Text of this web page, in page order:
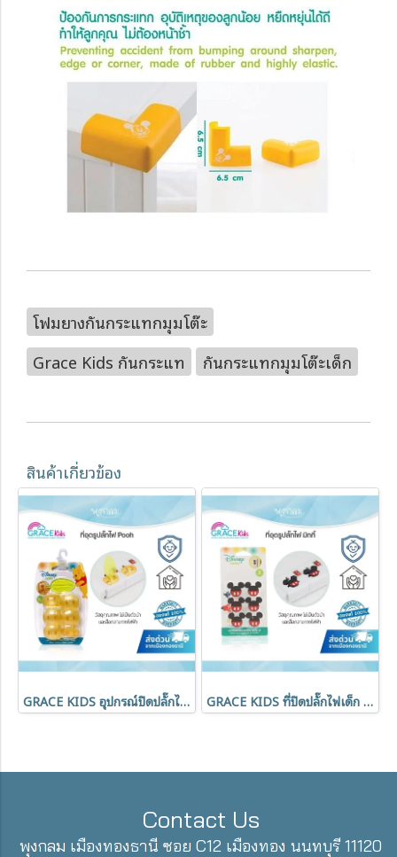
โฟมยางกันกระแทกมุมโต๊ะ
Grace Kids กันกระแท
กันกระแทกมุมโต๊ะเด็ก
สินค้าเกี่ยวข้อง
GRACE KIDS อุปกรณ์ปิดปลั๊กไฟ ลายหมีพูห์ (แพ็ค 6 ชิ้น) GRACE KIDS ที่ปิดปลั๊กไฟเด็ก ลายมิกกี้ (แพ็ค 6 ชิ้น)
Contact Us
พุงกลม เมืองทองธานี ซอย C12 เมืองทอง นนทบุรี 11120